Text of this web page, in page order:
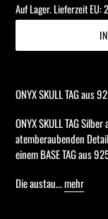
Auf Lager. Lieferzeit
wird
zum
Warenkorb
hinzugefügt
ONYX SKULL TAG aus
ONYX SKULL TAG
atemberaubenden
einem BASE TAG aus
Die austau...mehr